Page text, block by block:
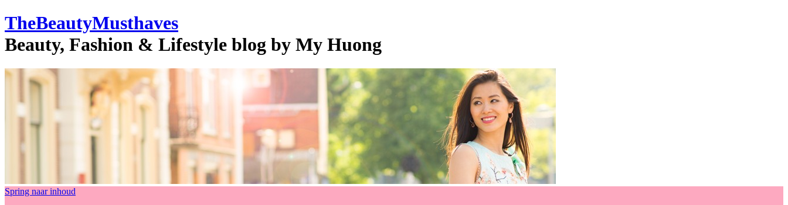
TheBeautyMusthaves
Beauty, Fashion & Lifestyle blog by My Huong
Spring naar inhoud